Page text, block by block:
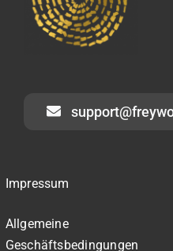
Impressum
Allgemeine
Geschäftsbedingungen